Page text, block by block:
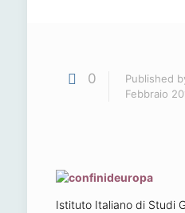
0 Published
Febbraio
Istituto Italiano di Studi